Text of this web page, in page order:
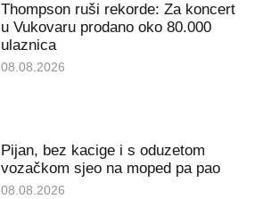
Thompson ruši rekorde: Za koncert
u Vukovaru prodano oko 80.000
ulaznica
08.08.2026
Pijan, bez kacige i s oduzetom
vozačkom sjeo na moped pa pao
08.08.2026